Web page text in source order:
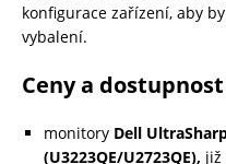
konfigurace zařízení, aby
vybalení.
Ceny a dostupnost
monitory Dell
(U3223QE/U2723QE), již